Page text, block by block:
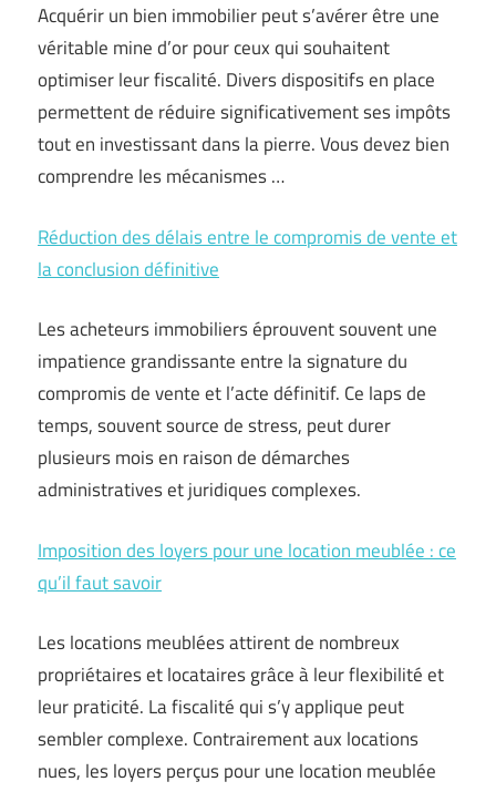
Acquérir un bien immobilier peut s’avérer être une
véritable mine d’or pour ceux qui souhaitent
optimiser leur fiscalité. Divers dispositifs en place
permettent de réduire significativement ses impôts
tout en investissant dans la pierre. Vous devez bien
comprendre les mécanismes …
Réduction des délais entre le compromis de vente et
la conclusion définitive
Les acheteurs immobiliers éprouvent souvent une
impatience grandissante entre la signature du
compromis de vente et l’acte définitif. Ce laps de
temps, souvent source de stress, peut durer
plusieurs mois en raison de démarches
administratives et juridiques complexes.
Imposition des loyers pour une location meublée : ce
qu’il faut savoir
Les locations meublées attirent de nombreux
propriétaires et locataires grâce à leur flexibilité et
leur praticité. La fiscalité qui s’y applique peut
sembler complexe. Contrairement aux locations
nues, les loyers perçus pour une location meublée